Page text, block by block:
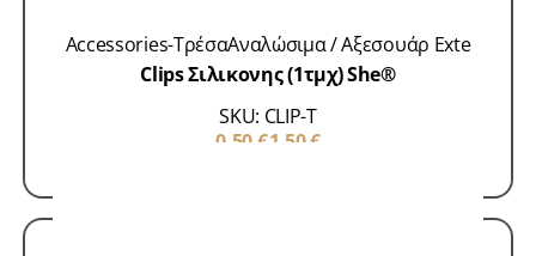
Accessories-ΤρέσαΑναλώσιμα / Αξεσουάρ Exte
Clips Σιλικονης (1τμχ) She®
SKU: CLIP-T
0,50€1,50€